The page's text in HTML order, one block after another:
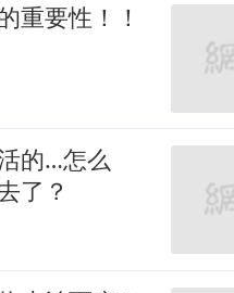
重要性！！
的…怎么
了？